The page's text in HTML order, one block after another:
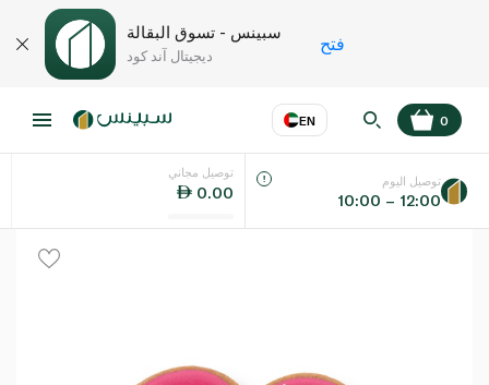
سبينس - تسوق البقالة
ديجيتال آند كود
فتح
EN
اللغة عر
0
توصيل مجاني
0.00
توصيل اليوم
10:00 – 12:00